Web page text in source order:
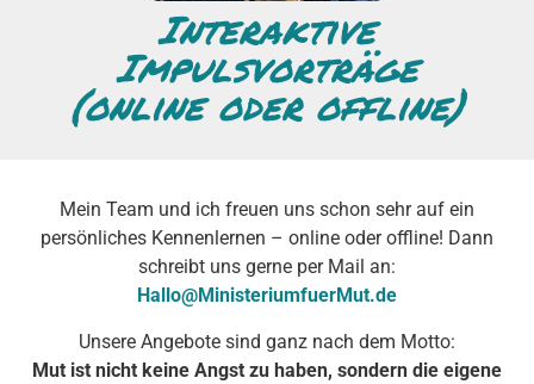
Interaktive
Impulsvorträge
(online oder offline)
Mein Team und ich freuen uns schon sehr auf ein
persönliches Kennenlernen – online oder offline! Dann
schreibt uns gerne per Mail an:
Hallo@MinisteriumfuerMut.de
Unsere Angebote sind ganz nach dem Motto:
Mut ist nicht keine Angst zu haben, sondern die eigene